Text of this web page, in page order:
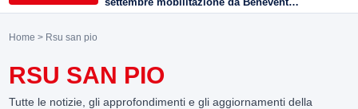
e Avellino”
Home > Rsu san pio
RSU SAN PIO
Tutte le notizie, gli approfondimenti e gli aggiornamenti della